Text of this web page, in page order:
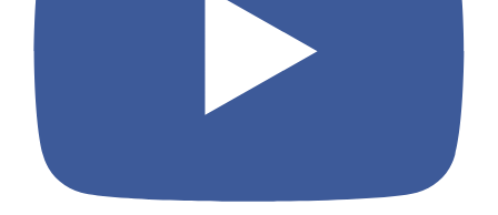
राष्ट्रपति ने बालोद जिले में हुए उत्कृष्ट कार्यों के लिए कलेक्टर
दिव्या उमेश मिश्रा को किया सम्मानित